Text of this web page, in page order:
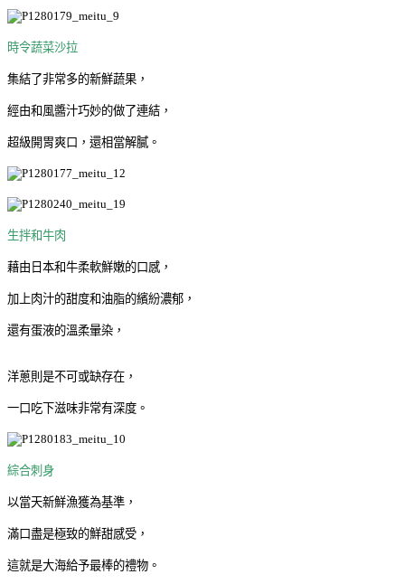
時令蔬菜沙拉
集結了非常多的新鮮蔬果，
經由和風醬汁巧妙的做了連結，
超級開胃爽口，還相當解膩。
生拌和牛肉
藉由日本和牛柔軟鮮嫩的口感，
加上肉汁的甜度和油脂的繽紛濃郁，
還有蛋液的溫柔暈染，
洋蔥則是不可或缺存在，
一口吃下滋味非常有深度。
綜合刺身
以當天新鮮漁獲為基準，
滿口盡是極致的鮮甜感受，
這就是大海給予最棒的禮物。